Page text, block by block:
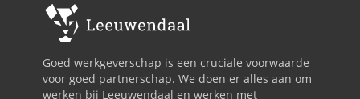
Goed werkgeverschap is een cruciale voorwaarde
voor goed partnerschap. We doen er alles aan om
werken bij Leeuwendaal en werken met